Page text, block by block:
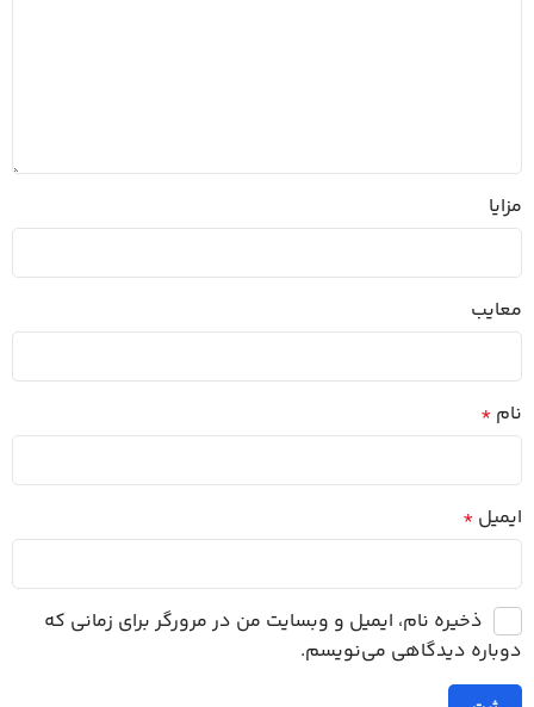
مزایا
معایب
نام *
ایمیل *
ذخیره نام، ایمیل و وبسایت من در مرورگر برای زمانی که
دوباره دیدگاهی می‌نویسم.